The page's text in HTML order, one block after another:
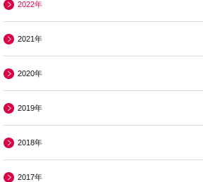
2022年
2021年
2020年
2019年
2018年
2017年